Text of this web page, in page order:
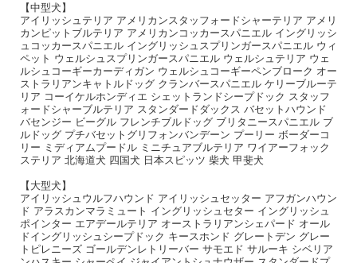
【中型犬】
アイリッシュテリア アメリカンスタッフォードシャーテリア アメリ
カンピットブルテリア アメリカンコッカースパニエル イングリッシ
ュコッカースパニエル イングリッシュスプリンガースパニエル ウィ
ペット ウェルシュスプリンガースパニエル ウェルシュテリア ウェ
ルシュコーギーカーディガン ウェルシュコーギーペンブローク オー
ストラリアンキャトルドッグ クランバースパニエル ケリーブルーテ
リア コーイケルホンディエ シェットランドシープドック スタッフ
ォードシャーブルテリア スタンダードダックス バセットハウンド
バセンジー ビーグル フレンチブルドッグ ブリタニースパニエル ブ
ルドッグ プチバセットグリフォンバンデーン プーリー ボーダーコ
リー ミディアムプードル ミニチュアブルテリア ワイアーフォック
ステリア 北海道犬 四国犬 日本スピッツ 柴犬 甲斐犬
【大型犬】
アイリッシュウルフハウンド アイリッシュセッター アフガンハウン
ド アラスカンマラミュート イングリッシュセター イングリッシュ
ポインター エアデールテリア オーストラリアンシェパード オール
ドイングリッシュシープドック キースホンド グレートデン グレー
トピレニーズ ゴールデンレトリーバー サモエド サルーキ シベリア